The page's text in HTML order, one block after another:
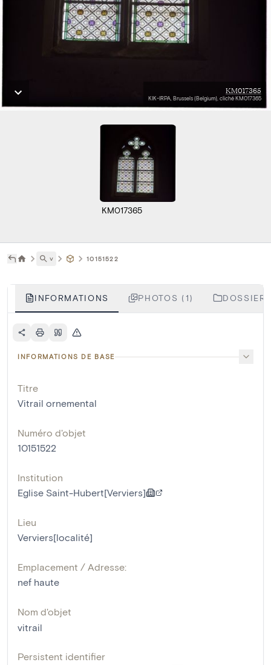
KM017365
KIK-IRPA, Brussels (Belgium), cliché KM017365
KM017365
˅ 10151522
INFORMATIONS PHOTOS (1)
INFORMATIONS DE BASE
Titre
Vitrail ornemental
Numéro d'objet
10151522
Institution
Eglise Saint-Hubert[Verviers]
Lieu
Verviers[localité]
Emplacement / Adresse:
nef haute
Nom d'objet
vitrail
Persistent identifier